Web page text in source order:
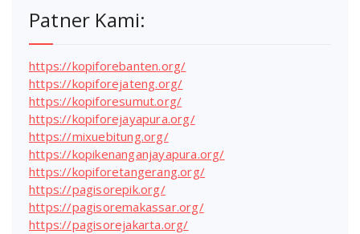
Patner Kami:
https://kopiforebanten.org/
https://kopiforejateng.org/
https://kopiforesumut.org/
https://kopiforejayapura.org/
https://mixuebitung.org/
https://kopikenanganjayapura.org/
https://kopiforetangerang.org/
https://pagisorepik.org/
https://pagisoremakassar.org/
https://pagisorejakarta.org/